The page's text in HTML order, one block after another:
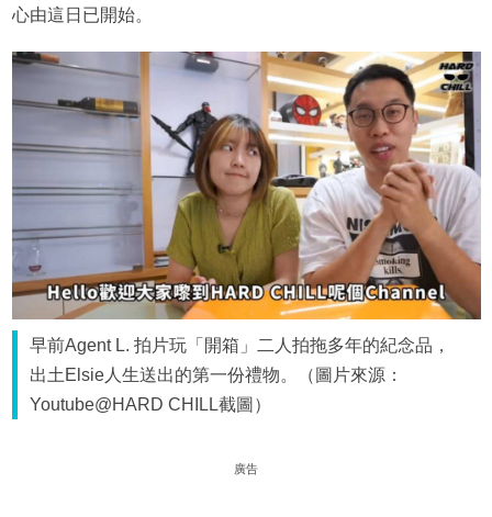
心由這日已開始。
早前Agent L. 拍片玩「開箱」二人拍拖多年的紀念品，
出土Elsie人生送出的第一份禮物。（圖片來源：
Youtube@HARD CHILL截圖）
廣告